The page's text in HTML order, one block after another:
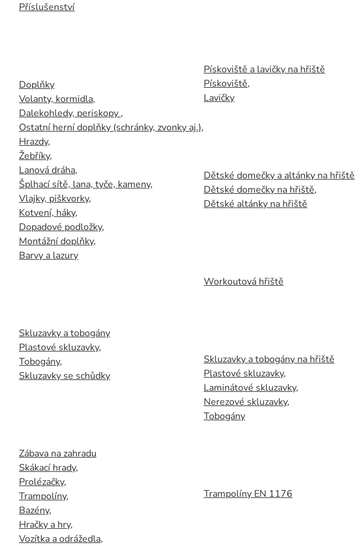
Příslušenství
Doplňky
Volanty, kormidla,
Dalekohledy, periskopy ,
Ostatní herní doplňky (schránky, zvonky aj.),
Hrazdy,
Žebříky,
Lanová dráha,
Šplhací sítě, lana, tyče, kameny,
Vlajky, piškvorky,
Kotvení, háky,
Dopadové podložky,
Montážní doplňky,
Barvy a lazury
Skluzavky a tobogány
Plastové skluzavky,
Tobogány,
Skluzavky se schůdky
Zábava na zahradu
Skákací hrady,
Prolézačky,
Trampolíny,
Bazény,
Hračky a hry,
Vozítka a odrážedla,
Pískoviště a lavičky na hřiště
Pískoviště,
Lavičky
Dětské domečky a altánky na hřiště
Dětské domečky na hřiště,
Dětské altánky na hřiště
Workoutová hřiště
Skluzavky a tobogány na hřiště
Plastové skluzavky,
Laminátové skluzavky,
Nerezové skluzavky,
Tobogány
Trampolíny EN 1176